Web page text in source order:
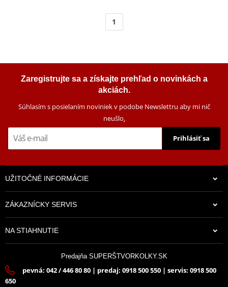
1
Zaregistrujte sa a získajte prehľad o novinkách a
akciách.
Súhlasím s posielaním noviniek v podobe Newslettru aby mi nič
neušlo.
Prihlásiť sa
UŽITOČNÉ INFORMÁCIE
ZÁKAZNÍCKY SERVIS
NA STIAHNUTIE
Predajňa SUPERŠTVORKOLKY.SK
pevná: 042 / 446 80 80 | predaj: 0918 500 550 | servis: 0918 500
650